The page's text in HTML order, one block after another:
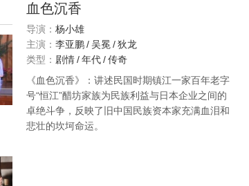
血色沉香
导演： 杨小雄
主演： 李亚鹏/吴冕 /狄龙
类型： 剧情/年代/传奇
《血色沉香》：讲述民国时期镇江一家百年老字
号“恒江”醋坊家族为民族利益与日本企业之间的
卓绝斗争，反映了旧中国民族资本家充满血泪和
悲壮的坎坷命运。